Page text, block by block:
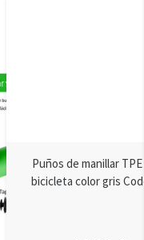
Puños de manillar
bicicleta color gris